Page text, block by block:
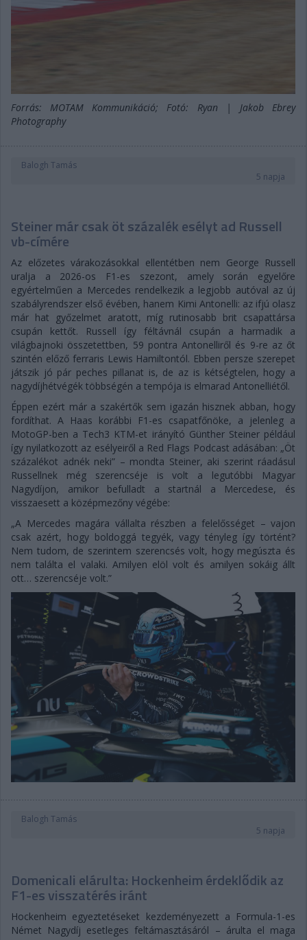
Forrás: MOTAM Kommunikáció; Fotó: Ryan | Jakob Ebrey
Photography
Balogh Tamás
5 napja
Steiner már csak öt százalék esélyt ad Russell
vb-címére
Az előzetes várakozásokkal ellentétben nem George Russell
uralja a 2026-os F1-es szezont, amely során egyelőre
egyértelműen a Mercedes rendelkezik a legjobb autóval az új
szabályrendszer első évében, hanem Kimi Antonelli: az ifjú olasz
már hat győzelmet aratott, míg rutinosabb brit csapattársa
csupán kettőt. Russell így féltávnál csupán a harmadik a
világbajnoki összetettben, 59 pontra Antonelliről és 9-re az őt
szintén előző ferraris Lewis Hamiltontól. Ebben persze szerepet
játszik jó pár peches pillanat is, de az is kétségtelen, hogy a
nagydíjhétvégék többségén a tempója is elmarad Antonelliétől.
Éppen ezért már a szakértők sem igazán hisznek abban, hogy
fordíthat. A Haas korábbi F1-es csapatfőnöke, a jelenleg a
MotoGP-ben a Tech3 KTM-et irányító Günther Steiner például
így nyilatkozott az esélyeiről a Red Flags Podcast adásában: „Öt
százalékot adnék neki” – mondta Steiner, aki szerint ráadásul
Russellnek még szerencséje is volt a legutóbbi Magyar
Nagydíjon, amikor befulladt a startnál a Mercedese, és
visszaesett a középmezőny végébe:
„A Mercedes magára vállalta részben a felelősséget – vajon
csak azért, hogy boldoggá tegyék, vagy tényleg így történt?
Nem tudom, de szerintem szerencsés volt, hogy megúszta és
nem találta el valaki. Amilyen elöl volt és amilyen sokáig állt
ott… szerencséje volt.”
Balogh Tamás
5 napja
Domenicali elárulta: Hockenheim érdeklődik az
F1-es visszatérés iránt
Hockenheim egyeztetéseket kezdeményezett a Formula-1-es
Német Nagydíj esetleges feltámasztásáról – árulta el maga